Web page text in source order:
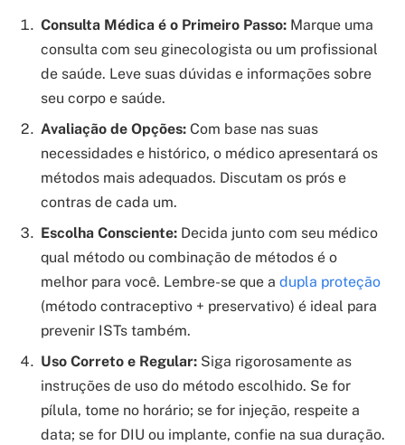
Consulta Médica é o Primeiro Passo: Marque uma
consulta com seu ginecologista ou um profissional
de saúde. Leve suas dúvidas e informações sobre
seu corpo e saúde.
Avaliação de Opções: Com base nas suas
necessidades e histórico, o médico apresentará os
métodos mais adequados. Discutam os prós e
contras de cada um.
Escolha Consciente: Decida junto com seu médico
qual método ou combinação de métodos é o
melhor para você. Lembre-se que a dupla proteção
(método contraceptivo + preservativo) é ideal para
prevenir ISTs também.
Uso Correto e Regular: Siga rigorosamente as
instruções de uso do método escolhido. Se for
pílula, tome no horário; se for injeção, respeite a
data; se for DIU ou implante, confie na sua duração.